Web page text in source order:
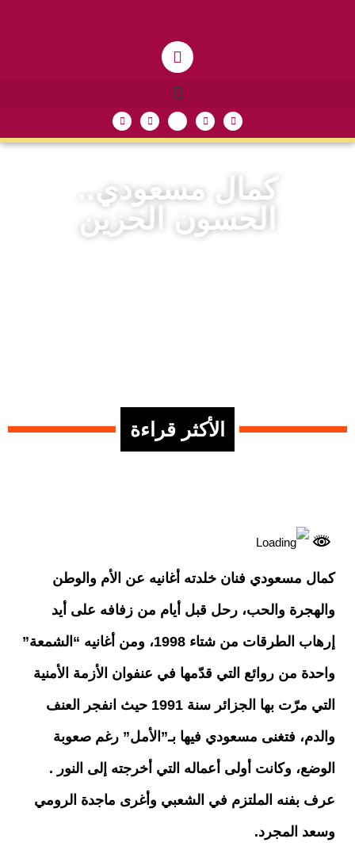
كمال مسعودي..
الحسون الحزين
الأكثر قراءة
كمال مسعودي فنان خلدته أغانيه عن الأم والوطن
والهجرة والحب، رحل قبل أيام من زفافه على أيد
إرهاب الطرقات من شتاء 1998، ومن أغانيه “الشمعة”
واحدة من روائع التي قدّمها في عنفوان الأزمة الأمنية
التي مرّت بها الجزائر سنة 1991 حيث انفجر العنف
والدم، فتغنى مسعودي فيها بـ”الأمل” رغم صعوبة
الوضع، وكانت أولى أعماله التي أخرجته إلى النور .
عرف بفنه الملتزم في الشعبي وأغرى ماجدة الرومي
وسعد المجرد.